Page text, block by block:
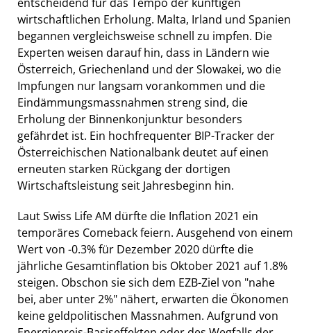
wirtschaftlichen Erholung. Malta, Irland und Spanien
begannen vergleichsweise schnell zu impfen. Die
Experten weisen darauf hin, dass in Ländern wie
Österreich, Griechenland und der Slowakei, wo die
Impfungen nur langsam vorankommen und die
Eindämmungsmassnahmen streng sind, die
Erholung der Binnenkonjunktur besonders
gefährdet ist. Ein hochfrequenter BIP-Tracker der
Österreichischen Nationalbank deutet auf einen
erneuten starken Rückgang der dortigen
Wirtschaftsleistung seit Jahresbeginn hin.
Laut Swiss Life AM dürfte die Inflation 2021 ein
temporäres Comeback feiern. Ausgehend von einem
Wert von -0.3% für Dezember 2020 dürfte die
jährliche Gesamtinflation bis Oktober 2021 auf 1.8%
steigen. Obschon sie sich dem EZB-Ziel von "nahe
bei, aber unter 2%" nähert, erwarten die Ökonomen
keine geldpolitischen Massnahmen. Aufgrund von